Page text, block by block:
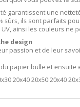
garantissent une
ils sont parfaits
ainsi les couleurs
design
passion et de leur
papier bulle et
20x40 20x50 20x40